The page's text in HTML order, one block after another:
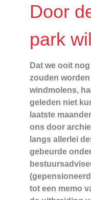
Door
park
Dat we ooit
zouden
windmolens,
geleden niet
laatste
ons door
langs allerlei
gebeurde
tot een memo